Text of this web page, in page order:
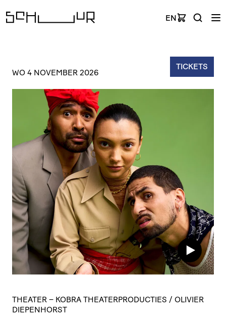
EN
TICKETS
WO 4 NOVEMBER 2026
THEATER – KOBRA THEATERPRODUCTIES / OLIVIER
DIEPENHORST